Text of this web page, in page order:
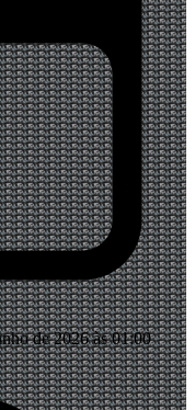
de 2026 às 01:00